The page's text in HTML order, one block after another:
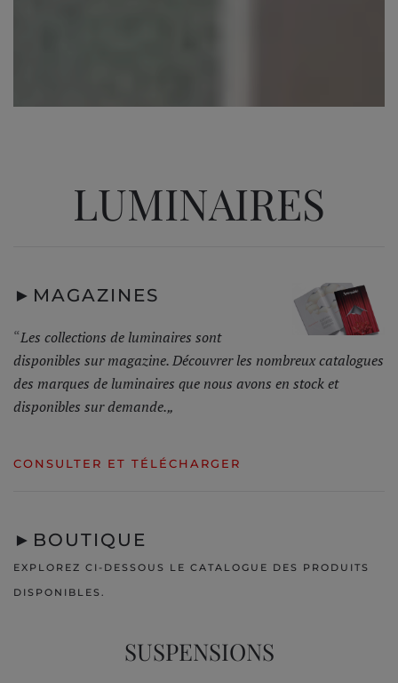
LUMINAIRES
► MAGAZINES
“Les collections de luminaires sont
disponibles sur magazine. Découvrer les nombreux catalogues
des marques de luminaires que nous avons en stock et
disponibles sur demande.„
CONSULTER ET TÉLÉCHARGER
► BOUTIQUE
EXPLOREZ CI-DESSOUS LE CATALOGUE DES PRODUITS
DISPONIBLES.
SUSPENSIONS